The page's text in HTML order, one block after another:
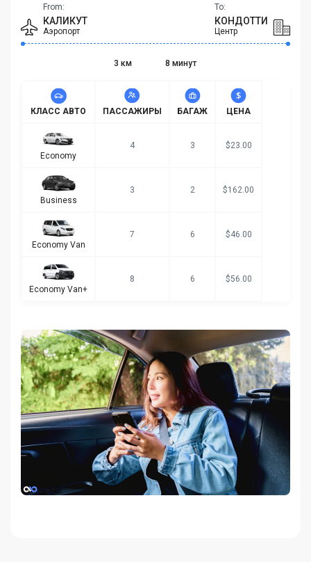
From:
КАЛИКУТ
Аэропорт
To:
КОНДОТТИ
Центр
3 км 8 минут
КЛАСС АВТО ПАССАЖИРЫ БАГАЖ ЦЕНА
Economy
4 3 $23.00
Business
3 2 $162.00
Economy Van
7 6 $46.00
Economy Van+
8 6 $56.00